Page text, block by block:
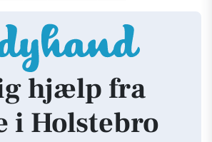
hjælp fra
i Holstebro